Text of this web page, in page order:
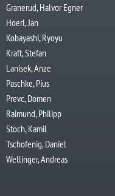
Granerud, Halvor Egner
Hoerl, Jan
Kobayashi, Ryoyu
Kraft, Stefan
Lanisek, Anze
Paschke, Pius
Prevc, Domen
Raimund, Philipp
Stoch, Kamil
Tschofenig, Daniel
Wellinger, Andreas